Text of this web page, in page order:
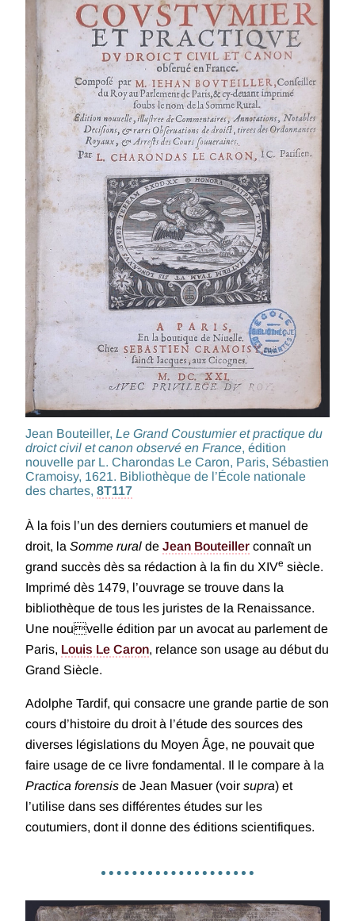
Jean Bouteiller, Le Grand Coustumier et practique du
droict civil et canon observé en France, édition
nouvelle par L. Charondas Le Caron, Paris, Sébastien
Cramoisy, 1621. Bibliothèque de l’École nationale
des chartes, 8T117
À la fois l’un des derniers coutumiers et manuel de
droit, la Somme rural de Jean Bouteiller connaît un
grand succès dès sa rédaction à la fin du XIVe siècle.
Imprimé dès 1479, l’ouvrage se trouve dans la
bibliothèque de tous les juristes de la Renaissance.
Une nouvelle édition par un avocat au parlement de
Paris, Louis Le Caron, relance son usage au début du
Grand Siècle.
Adolphe Tardif, qui consacre une grande partie de son
cours d’histoire du droit à l’étude des sources des
diverses législations du Moyen Âge, ne pouvait que
faire usage de ce livre fondamental. Il le compare à la
Practica forensis de Jean Masuer (voir supra) et
l’utilise dans ses différentes études sur les
coutumiers, dont il donne des éditions scientifiques.